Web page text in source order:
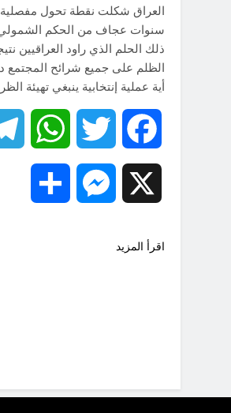
العراق شكلت نقطة تحول
سنوات عجاف من الحكم الشمولي
ذلك الحلم الذي راود العراقيين
الظلم على جميع شرائح المجتمع
أية عملية إنتخابية ينبغي تهيئة
Facebook
Twitter
Messenger
اقرأ المزيد